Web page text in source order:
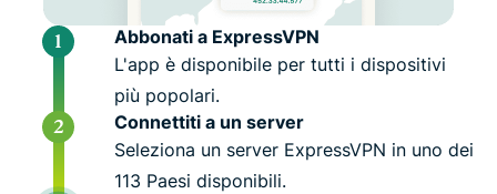
Abbonati a ExpressVPN
L'app è disponibile per tutti i dispositivi
più popolari.
Connettiti a un server
Seleziona un server ExpressVPN in uno dei
113 Paesi disponibili.